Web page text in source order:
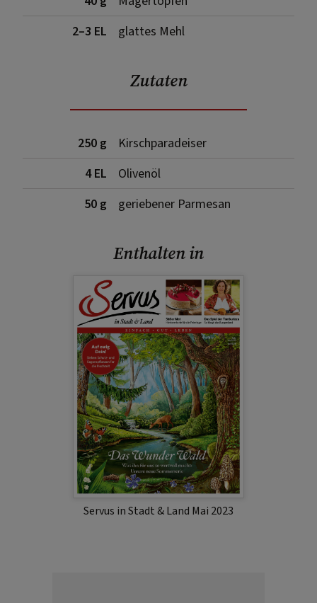
2–3 EL
glattes Mehl
Zutaten
250 g
Kirschparadeiser
4 EL
Olivenöl
50 g
geriebener Parmesan
Enthalten in
Servus in Stadt & Land Mai 2023